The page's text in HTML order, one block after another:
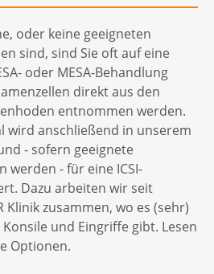
oder keine geeigneten
sind, sind Sie oft auf eine
oder MESA-Behandlung
direkt aus den
entnommen werden.
wird anschließend in unserem
- sofern geeignete
werden - für eine ICSI-
Dazu arbeiten wir seit
Klinik zusammen, wo es (sehr)
und Eingriffe gibt. Lesen
Optionen.